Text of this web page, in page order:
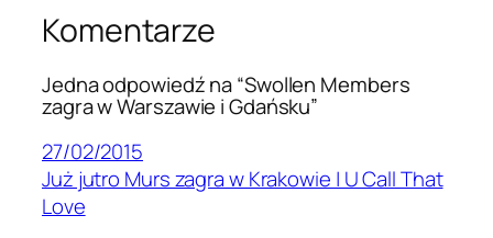
Komentarze
Jedna odpowiedź na “Swollen Members
zagra w Warszawie i Gdańsku”
27/02/2015
Już jutro Murs zagra w Krakowie | U Call That
Love